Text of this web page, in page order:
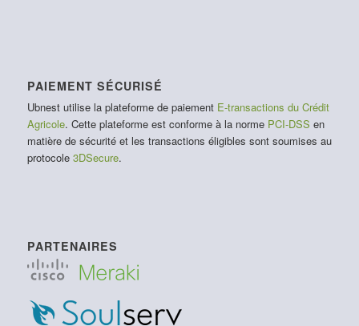
PAIEMENT SÉCURISÉ
Ubnest utilise la plateforme de paiement E-transactions du Crédit
Agricole. Cette plateforme est conforme à la norme PCI-DSS en
matière de sécurité et les transactions éligibles sont soumises au
protocole 3DSecure.
PARTENAIRES